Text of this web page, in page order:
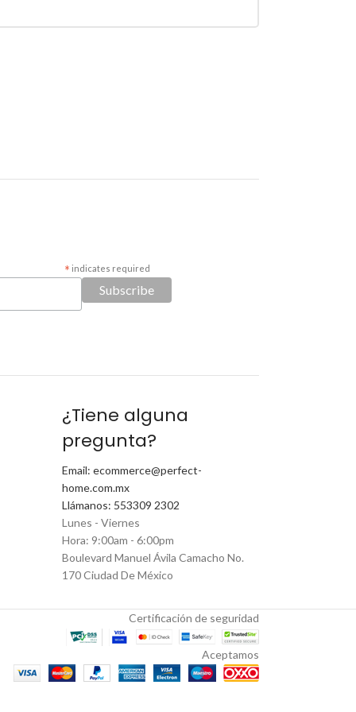
* indicates required
¿Tiene alguna
pregunta?
Email: ecommerce@perfect-
home.com.mx
Llámanos: 553309 2302
Lunes - Viernes
Hora: 9:00am - 6:00pm
Boulevard Manuel Ávila Camacho No.
170 Ciudad De México
Certificación de seguridad
Aceptamos